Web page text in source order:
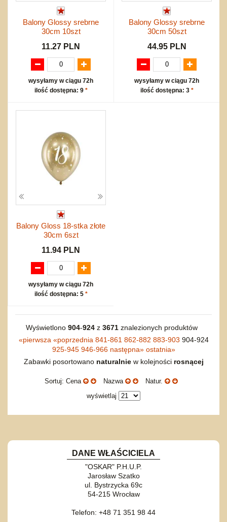
Balony Glossy srebrne
30cm 10szt
11.27 PLN
wysyłamy w ciągu 72h
ilość dostępna: 9 *
Balony Glossy srebrne
30cm 50szt
44.95 PLN
wysyłamy w ciągu 72h
ilość dostępna: 3 *
Balony Gloss 18-stka złote
30cm 6szt
11.94 PLN
wysyłamy w ciągu 72h
ilość dostępna: 5 *
Wyświetlono 904-924z 3671znalezionych produktów
«pierwsza «poprzednia 841-861 862-882 883-903 904-924
925-945 946-966 następna» ostatnia»
Zabawki posortowano naturalniew kolejności rosnącej
Sortuj: Cena Nazwa
Natur.
wyświetlaj
DANE WŁAŚCICIELA
"OSKAR" P.H.U.P.
Jarosław Szatko
ul. Bystrzycka 69c
54-215 Wrocław
Telefon: +48 71 351 98 44